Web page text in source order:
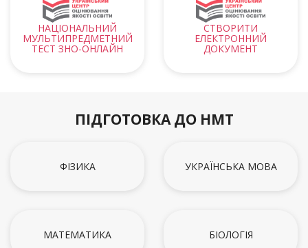
НАЦІОНАЛЬНИЙ
МУЛЬТИПРЕДМЕТНИЙ
ТЕСТ ЗНО-ОНЛАЙН
СТВОРИТИ
ЕЛЕКТРОННИЙ
ДОКУМЕНТ
ПІДГОТОВКА ДО НМТ
ФІЗИКА УКРАЇНСЬКА МОВА
МАТЕМАТИКА БІОЛОГІЯ